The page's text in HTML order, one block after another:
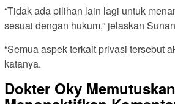
“Tidak ada pilihan lain lagi untuk
sesuai dengan hukum,” jelaskan
“Semua aspek terkait privasi tersebut
katanya.
Dokter Oky Memutuskan